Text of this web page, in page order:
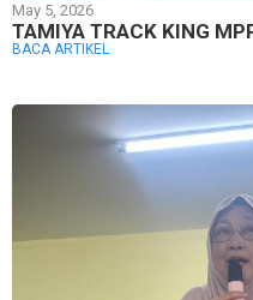
May 5, 2026
TAMIYA TRACK KING
BACA ARTIKEL